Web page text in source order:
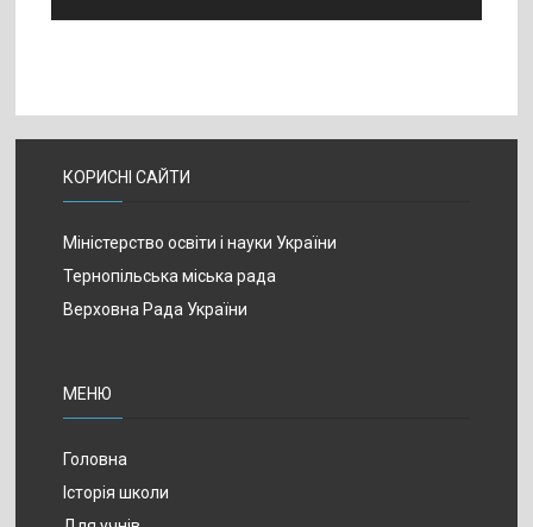
КОРИСНІ САЙТИ
Міністерство освіти і науки України
Тернопільська міська рада
Верховна Рада України
МЕНЮ
Головна
Історія школи